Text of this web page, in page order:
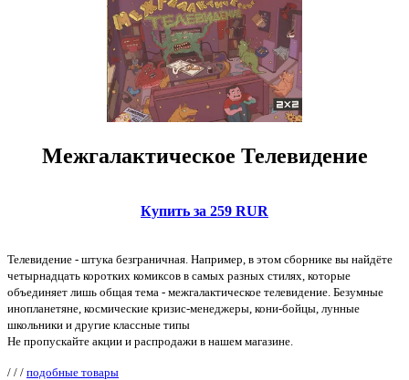
Межгалактическое Телевидение
Купить за 259 RUR
Телевидение - штука безграничная. Например, в этом сборнике вы найдёте
четырнадцать коротких комиксов в самых разных стилях, которые
объединяет лишь общая тема - межгалактическое телевидение. Безумные
инопланетяне, космические кризис-менеджеры, кони-бойцы, лунные
школьники и другие классные типы
Не пропускайте акции и распродажи в нашем магазине.
/ / / подобные товары